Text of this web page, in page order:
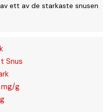
ett av de starkaste snusen
Snus
g